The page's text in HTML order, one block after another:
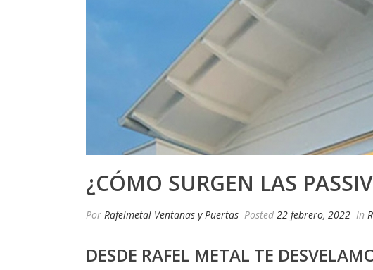
¿CÓMO SURGEN LAS
Por Rafelmetal Ventanas y Puertas Posted 22 febrero, 2022 In
DESDE RAFEL METAL TE